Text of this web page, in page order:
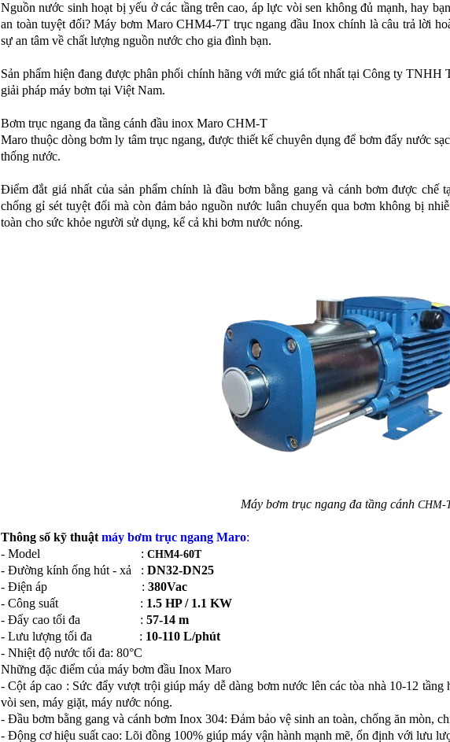
Nguồn nước sinh hoạt bị yếu ở các tầng trên cao, áp lực vòi sen không đủ mạnh, hay
an toàn tuyệt đối? Máy bơm Maro CHM4-7T trục ngang đầu Inox chính là câu trả lời
sự an tâm về chất lượng nguồn nước cho gia đình bạn.
Sản phẩm hiện đang được phân phối chính hãng với mức giá tốt nhất tại Công ty TNHH
giải pháp máy bơm tại Việt Nam.
Bơm trục ngang đa tầng cánh đầu inox Maro CHM-T
Maro thuộc dòng bơm ly tâm trục ngang, được thiết kế chuyên dụng để bơm đẩy nước
thống nước.
Điểm đắt giá nhất của sản phẩm chính là đầu bơm bằng gang và cánh bơm được
chống gỉ sét tuyệt đối mà còn đảm bảo nguồn nước luân chuyển qua bơm không bị
toàn cho sức khỏe người sử dụng, kể cả khi bơm nước nóng.
Máy bơm trục ngang đa tầng cánh CHM-
Thông số kỹ thuật máy bơm trục ngang Maro:
- Model : CHM4-60T
- Đường kính ống hút - xả : DN32-DN25
- Điện áp : 380Vac
- Công suất : 1.5 HP / 1.1 KW
- Đẩy cao tối đa : 57-14 m
- Lưu lượng tối đa : 10-110 L/phút
- Nhiệt độ nước tối đa: 80°C
Những đặc điểm của máy bơm đầu Inox Maro
- Cột áp cao : Sức đẩy vượt trội giúp máy dễ dàng bơm nước lên các tòa nhà 10-12
vòi sen, máy giặt, máy nước nóng.
- Đầu bơm bằng gang và cánh bơm Inox 304: Đảm bảo vệ sinh an toàn, chống ăn mòn,
- Động cơ hiệu suất cao: Lõi đồng 100% giúp máy vận hành mạnh mẽ, ổn định với lưu